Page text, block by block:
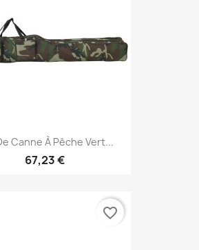
Canne À Pêche Vert...
67,23 €
favorite_border